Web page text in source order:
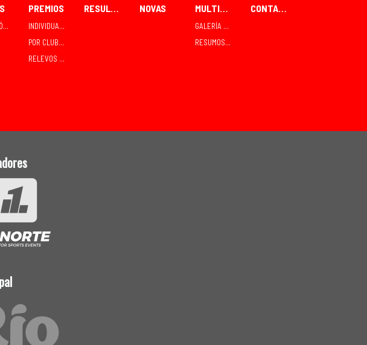
INVITACIÓNS E CONTRATACIÓNS
PREMIOS
INDIVIDUAIS
POR CLUBES
RELEVOS MIXTOS
RESULTADOS NOVAS MULTIMEDIA
GALERÍA FOTOGRÁFICA
RESUMOS TVE TELEDEPORTE
CONTACTO